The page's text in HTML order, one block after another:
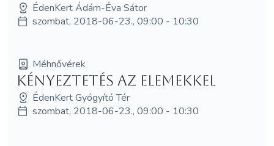
ÉdenKert Ádám-Éva Sátor
szombat, 2018-06-23., 09:00 - 10:30
Méhnővérek
Kényeztetés az elemekkel
ÉdenKert Gyógyító Tér
szombat, 2018-06-23., 09:00 - 10:30